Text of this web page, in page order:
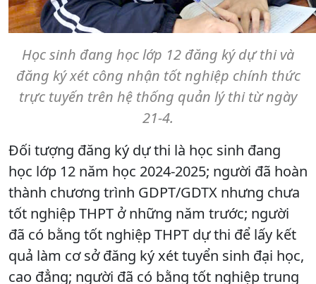
Học sinh đang học lớp 12 đăng ký dự thi và
đăng ký xét công nhận tốt nghiệp chính thức
trực tuyến trên hệ thống quản lý thi từ ngày
21-4.
Đối tượng đăng ký dự thi là học sinh đang
học lớp 12 năm học 2024-2025; người đã hoàn
thành chương trình GDPT/GDTX nhưng chưa
tốt nghiệp THPT ở những năm trước; người
đã có bằng tốt nghiệp THPT dự thi để lấy kết
quả làm cơ sở đăng ký xét tuyển sinh đại học,
cao đẳng; người đã có bằng tốt nghiệp trung